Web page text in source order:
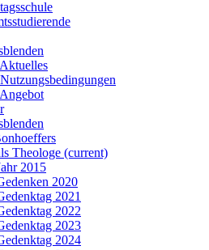
Theologe (current)
2015
2020
2021
2022
2023
2024